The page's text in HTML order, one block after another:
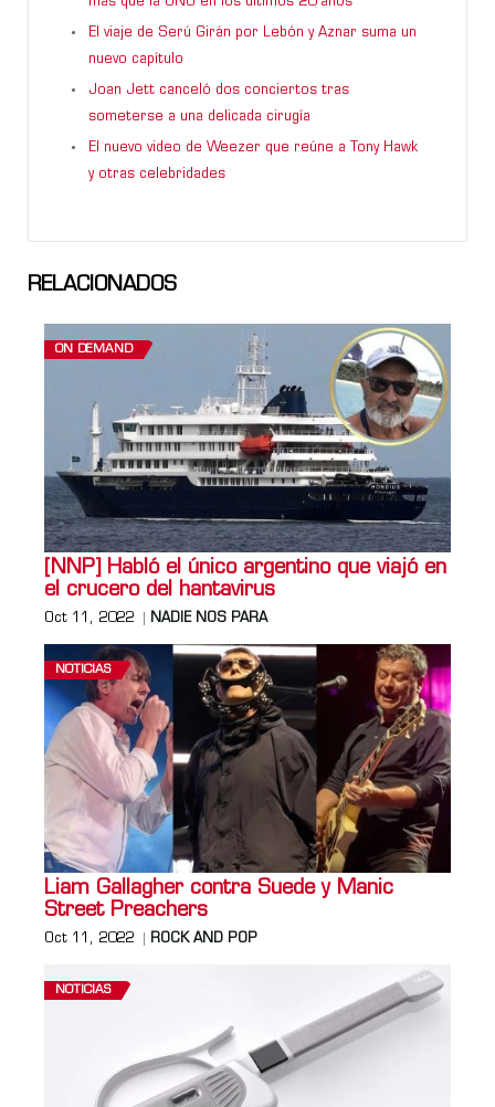
El viaje de Serú Girán por Lebón y Aznar suma un
nuevo capítulo
Joan Jett canceló dos conciertos tras
someterse a una delicada cirugía
El nuevo video de Weezer que reúne a Tony Hawk
y otras celebridades
RELACIONADOS
ON DEMAND
[NNP] Habló el único argentino que viajó en
el crucero del hantavirus
Oct 11, 2022 NADIE NOS PARA
NOTICIAS
Liam Gallagher contra Suede y Manic
Street Preachers
Oct 11, 2022 ROCK AND POP
NOTICIAS